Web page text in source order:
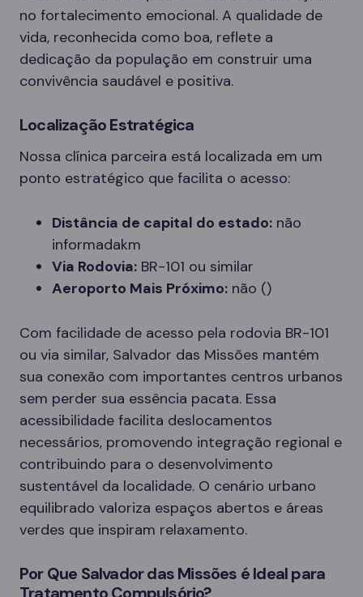
no fortalecimento emocional. A qualidade de
vida, reconhecida como boa, reflete a
dedicação da população em construir uma
convivência saudável e positiva.
Localização Estratégica
Nossa clínica parceira está localizada em um
ponto estratégico que facilita o acesso:
Distância de capital do estado: não
informadakm
Via Rodovia: BR-101 ou similar
Aeroporto Mais Próximo: não ()
Com facilidade de acesso pela rodovia BR-101
ou via similar, Salvador das Missões mantém
sua conexão com importantes centros urbanos
sem perder sua essência pacata. Essa
acessibilidade facilita deslocamentos
necessários, promovendo integração regional e
contribuindo para o desenvolvimento
sustentável da localidade. O cenário urbano
equilibrado valoriza espaços abertos e áreas
verdes que inspiram relaxamento.
Por Que Salvador das Missões é Ideal para